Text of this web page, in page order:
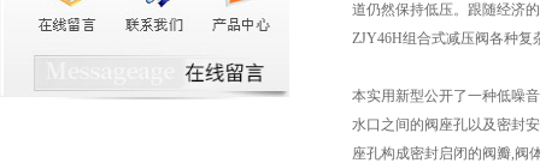
道仍然保持低压。跟随经济
ZJY46H组合式减压阀各种复
本实用新型公开了一种低噪
水口之间的阀座孔以及密封
座孔构成密封启闭的阀瓣,阀